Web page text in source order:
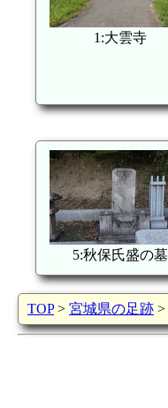
1:大雲寺
5:秋保氏盛の墓
TOP> 宮城県の足跡 >